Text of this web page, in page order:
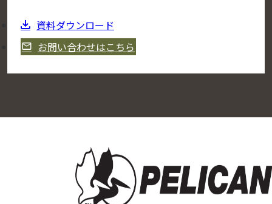
資料ダウンロード
お問い合わせはこちら